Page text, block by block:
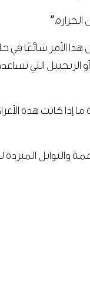
الحرارة.”
هذا الأمر شائعًا
التي
كانت هذه
والتوابل